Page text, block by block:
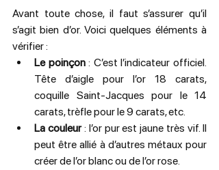
Avant toute chose, il faut s’assurer qu’il
s’agit bien d’or. Voici quelques éléments à
vérifier :
Le poinçon : C’est l’indicateur officiel.
Tête d’aigle pour l’or 18 carats,
coquille Saint-Jacques pour le 14
carats, trèfle pour le 9 carats, etc.
La couleur : l’or pur est jaune très vif. Il
peut être allié à d’autres métaux pour
créer de l’or blanc ou de l’or rose.